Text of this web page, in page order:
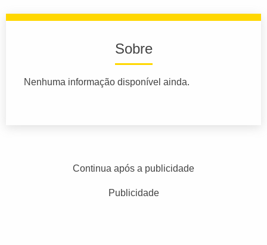
Sobre
Nenhuma informação disponível ainda.
Continua após a publicidade
Publicidade